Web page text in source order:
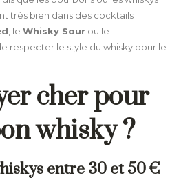
très bien dans des cocktails
, le Whisky Sour ou le
respecter le style du whisky pour le
cher pour
whisky ?
entre 30 et 50 €